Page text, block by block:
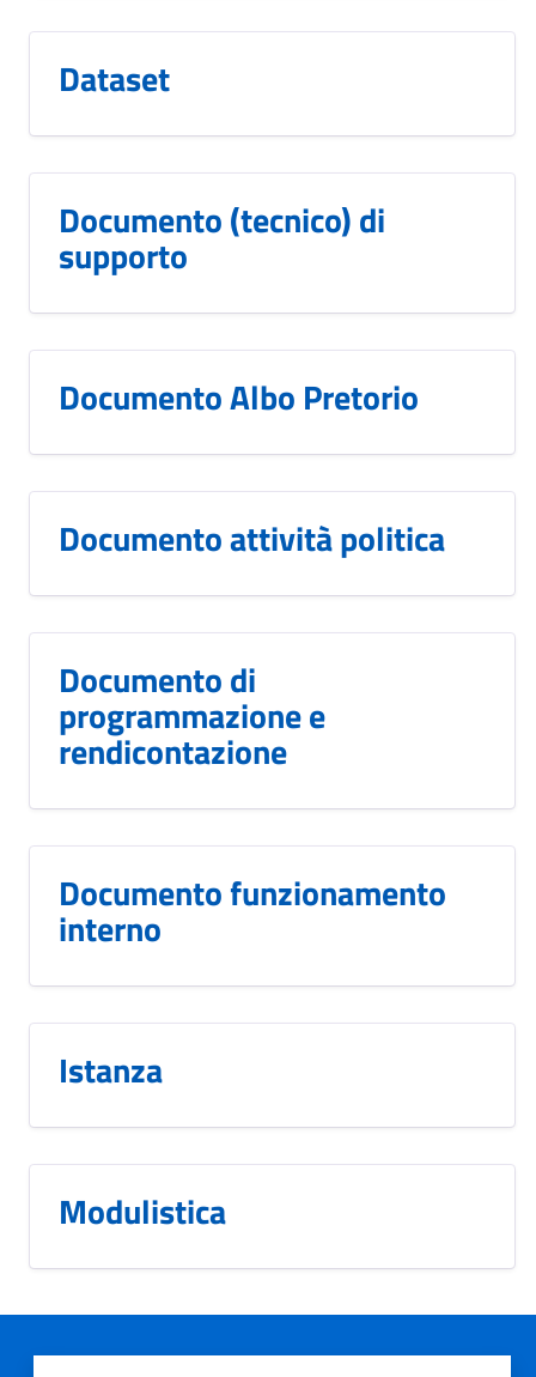
Dataset
Documento (tecnico) di
supporto
Documento Albo Pretorio
Documento attività politica
Documento di
programmazione e
rendicontazione
Documento funzionamento
interno
Istanza
Modulistica